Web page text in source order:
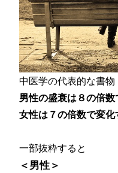
中医学の代表的な書物
男性の盛衰は８の倍数
女性は７の倍数で変化
一部抜粋すると
＜男性＞